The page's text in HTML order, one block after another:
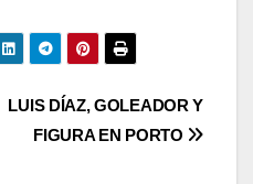
LUIS DÍAZ, GOLEADOR Y
FIGURA EN PORTO